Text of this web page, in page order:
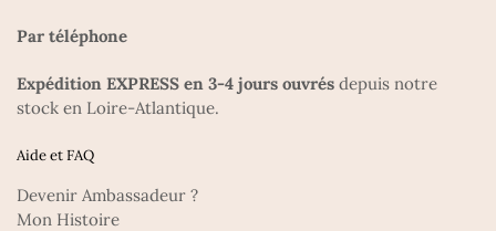
Par téléphone
Expédition EXPRESS en 3-4 jours ouvrés depuis notre
stock en Loire-Atlantique.
Aide et FAQ
Devenir Ambassadeur ?
Mon Histoire